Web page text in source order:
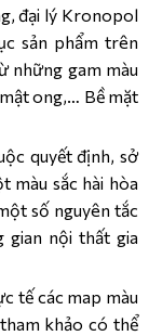
đại lý Kronopol
sản phẩm trên
những gam màu
ong,… Bề mặt
quyết định, sở
màu sắc hài hòa
số nguyên tắc
gian nội thất gia
tế các map màu
khảo có thể